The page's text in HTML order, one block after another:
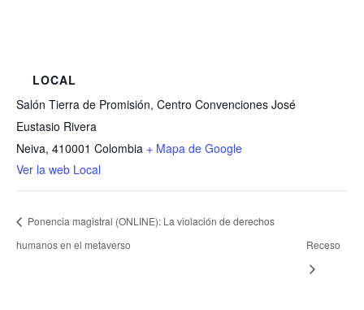
LOCAL
Salón Tierra de Promisión, Centro Convenciones José
Eustasio Rivera
Neiva, 410001 Colombia + Mapa de Google
Ver la web Local
Ponencia magistral (ONLINE): La violación de derechos
humanos en el metaverso
Receso